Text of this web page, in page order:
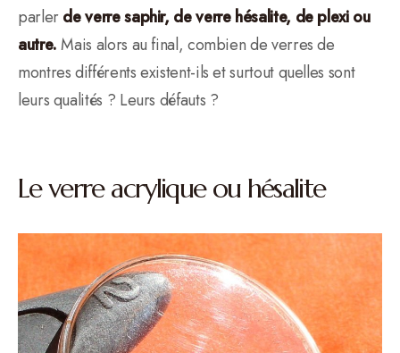
parlerde verre saphir, de verre hésalite, de plexi ou
autre.Mais alors au final, combien de verres de
montres différents existent-ils et surtout quelles sont
leurs qualités ? Leurs défauts ?
Le verre acrylique ou hésalite